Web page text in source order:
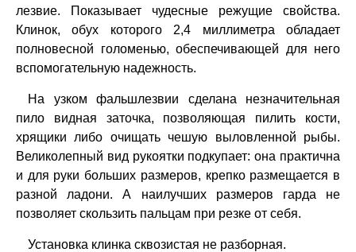
лезвие. Показывает чудесные режущие свойства.
Клинок, обух которого 2,4 миллиметра обладает
полновесной голоменью, обеспечивающей для него
вспомогательную надежность.
На узком фальшлезвии сделана незначительная
пило видная заточка, позволяющая пилить кости,
хрящики либо очищать чешую выловленной рыбы.
Великолепный вид рукоятки подкупает: она практична
и для руки больших размеров, крепко размещается в
разной ладони. А наилучших размеров гарда не
позволяет скользить пальцам при резке от себя.
Установка клинка сквозистая не разборная.